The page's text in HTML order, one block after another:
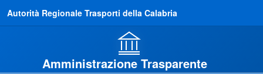
Autorità Regionale Trasporti della Calabria
Amministrazione Trasparente